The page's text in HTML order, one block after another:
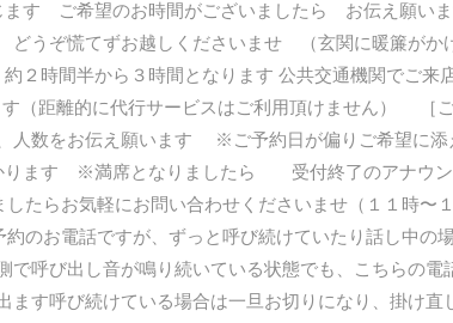
す ご希望のお時間がございましたら お伝え願いま
うぞ慌てずお越しくださいませ （玄関に暖簾がか
２時間半から３時間となります 公共交通機関でご来
（距離的に代行サービスはご利用頂けません） ［
人数をお伝え願います ※ご予約日が偏りご希望に添
ます ※満席となりましたら 受付終了のアナウン
らお気軽にお問い合わせくださいませ（１１時〜
のお電話ですが、ずっと呼び続けていたり話し中の
呼び出し音が鳴り続いている状態でも、こちらの電
す呼び続けている場合は一旦お切りになり、掛け直